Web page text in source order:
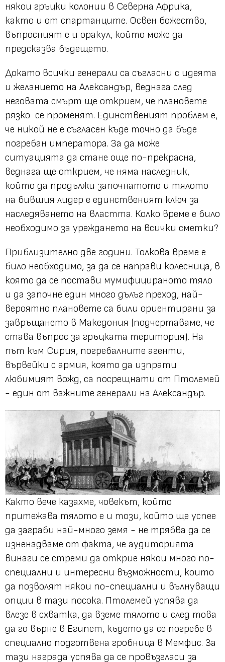
някои гръцки колонии в Северна Африка,
както и от спартанците. Освен божество,
въпросният е и оракул, който може да
предсказва бъдещето.
Докато всички генерали са съгласни с идеята
и желанието на Александър, веднага след
неговата смърт ще открием, че плановете
рязко се променят. Единственият проблем е,
че никой не е съгласен къде точно да бъде
погребан императора. За да може
ситуацията да стане още по-прекрасна,
веднага ще открием, че няма наследник,
който да продължи започнатото и тялото
на бившия лидер е единственият ключ за
наследяването на властта. Колко време е било
необходимо за уреждането на всички сметки?
Приблизително две години. Толкова време е
било необходимо, за да се направи колесница, в
която да се постави мумифицираното тяло
и да започне един много дълъг преход, най-
вероятно плановете са били ориентирани за
завръщането в Македония (подчертаваме, че
става въпрос за гръцката територия). На
път към Сирия, погребалните агенти,
вървейки с армия, която да изпрати
любимият вожд, са посрещнати от Птолемей
- един от важните генерали на Александър.
Както вече казахме, човекът, който
притежава тялото е и този, който ще успее
да заграби най-много земя - не трябва да се
изненадваме от факта, че аудиторията
винаги се стреми да открие някои много по-
специални и интересни възможности, които
да позволят някои по-специални и вълнуващи
опции в тази посока. Птолемей успява да
влезе в схватка, да вземе тялото и след това
да го върне в Египет, където да се погребе в
специално подготвена гробница в Мемфис. За
тази награда успява да се провъзгласи за